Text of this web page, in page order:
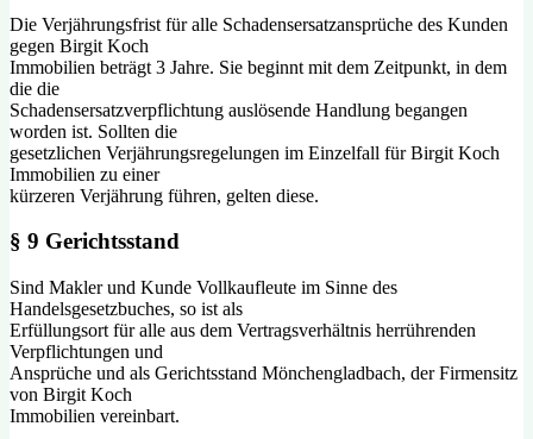
Die Verjährungsfrist für alle Schadensersatzansprüche des Kunden
gegen Birgit Koch
Immobilien beträgt 3 Jahre. Sie beginnt mit dem Zeitpunkt, in dem
die die
Schadensersatzverpflichtung auslösende Handlung begangen
worden ist. Sollten die
gesetzlichen Verjährungsregelungen im Einzelfall für Birgit Koch
Immobilien zu einer
kürzeren Verjährung führen, gelten diese.
§ 9 Gerichtsstand
Sind Makler und Kunde Vollkaufleute im Sinne des
Handelsgesetzbuches, so ist als
Erfüllungsort für alle aus dem Vertragsverhältnis herrührenden
Verpflichtungen und
Ansprüche und als Gerichtsstand Mönchengladbach, der Firmensitz
von Birgit Koch
Immobilien vereinbart.